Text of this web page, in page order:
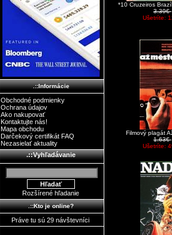
.::Informácie
Obchodné podmienky
Ochrana údajov
Ako nakupovať
Kontaktujte nás!
Mapa obchodu
Darčekový certifikát FAQ
Nezasielať aktuality
.::Vyhľadávanie
Rozšírené hľadanie
.::Kto je online?
Práve tu sú 29 návštevníci
*10 Cruzeiros
3.39€
Ušetríte:
Filmový plagát
1.63€
Ušetríte: